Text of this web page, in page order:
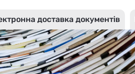
доставка документів